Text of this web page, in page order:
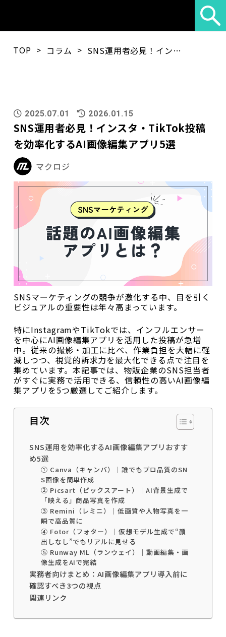
TOP > コラム > SNS運用者必見！インスタ・TikTok投稿を効率化するAI画像編集アプリ5選
2025.07.01 2026.01.15
SNS運用者必見！インスタ・TikTok投稿
を効率化するAI画像編集アプリ5選
マクロジ
SNSマーケティングの競争が激化する中、目を引く
ビジュアルの重要性は年々高まっています。
特にInstagramやTikTokでは、インフルエンサー
を中心にAI画像編集アプリを活用した投稿が急増
中。従来の撮影・加工に比べ、作業負担を大幅に軽
減しつつ、視覚的訴求力を最大化できる点で注目を
集めています。本記事では、物販企業のSNS担当者
がすぐに実務で活用できる、信頼性の高いAI画像編
集アプリを5つ厳選してご紹介します。
目次
SNS運用を効率化するAI画像編集アプリおすす
め5選
① Canva（キャンバ）｜誰でもプロ品質のSN
S画像を簡単作成
② Picsart（ピックスアート）｜AI背景生成で
「映える」商品写真を作成
③ Remini（レミニ）｜低画質や人物写真を一
瞬で高品質に
④ Fotor（フォター）｜仮想モデル生成で“顔
出しなし”でもリアルに見せる
⑤ Runway ML（ランウェイ）｜動画編集・画
像生成をAIで完結
実務者向けまとめ：AI画像編集アプリ導入前に
確認すべき3つの視点
関連リンク